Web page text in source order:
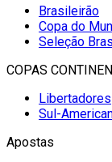
Brasileirão
Copa do
Seleção
COPAS
Libertadores
Sul-
Apostas